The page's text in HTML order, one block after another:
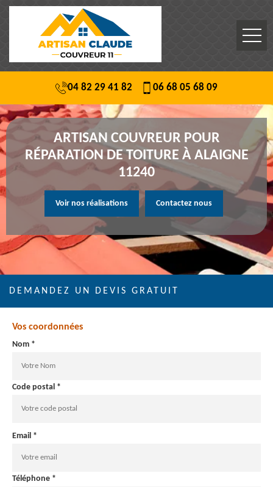
04 82 29 41 82 06 68 05 68 09
ARTISAN COUVREUR POUR
RÉPARATION DE TOITURE À ALAIGNE
11240
Voir nos réalisations Contactez nous
DEMANDEZ UN DEVIS GRATUIT
Vos coordonnées
Nom *
Code postal *
Email *
Téléphone *